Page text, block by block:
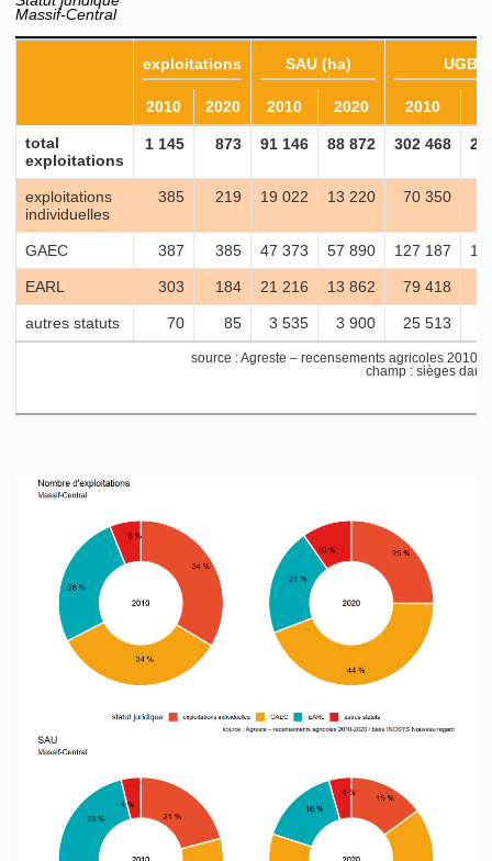
Massif-Central
exploitations SAU (ha) UGB
2010 2020 2010 2020 2010
total
exploitations
1 145 873 91 146 88 872 302 468
exploitations
individuelles
385 219 19 022 13 220 70 350
GAEC 387 385 47 373 57 890 127 187
EARL 303 184 21 216 13 862 79 418
autres statuts 70 85 3 535 3 900 25 513
source : Agreste – recensements agricoles 2010
champ : sièges